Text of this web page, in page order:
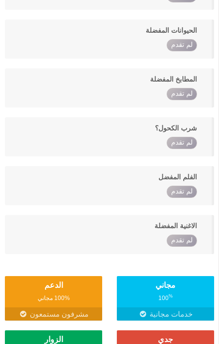
الحيوانات المفضلة
لم تقدم
المطابخ المفضلة
لم تقدم
شرب الكحول؟
لم تقدم
الفلم المفضل
لم تقدم
الاغنية المفضلة
لم تقدم
مجاني
100%
خدمات مجانية
الدعم
100% مجاني
مشرفون مستمعون
جدي الزوار